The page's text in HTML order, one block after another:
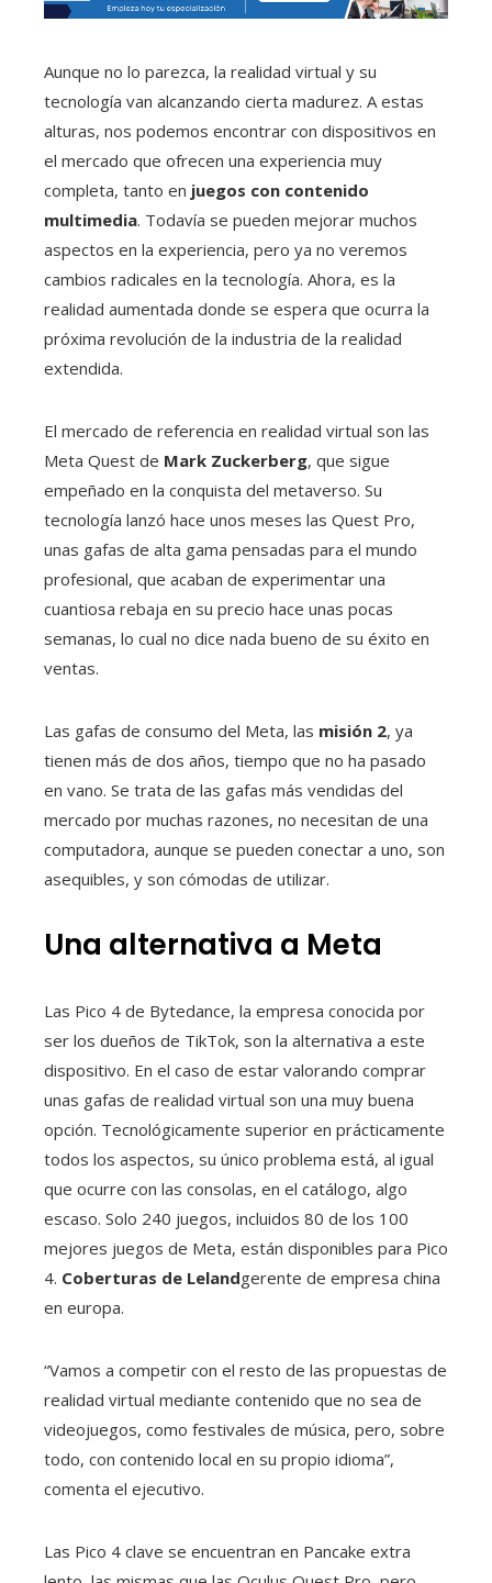
Aunque no lo parezca, la realidad virtual y su
tecnología van alcanzando cierta madurez. A estas
alturas, nos podemos encontrar con dispositivos en
el mercado que ofrecen una experiencia muy
completa, tanto en juegos con contenido
multimedia. Todavía se pueden mejorar muchos
aspectos en la experiencia, pero ya no veremos
cambios radicales en la tecnología. Ahora, es la
realidad aumentada donde se espera que ocurra la
próxima revolución de la industria de la realidad
extendida.
El mercado de referencia en realidad virtual son las
Meta Quest de Mark Zuckerberg, que sigue
empeñado en la conquista del metaverso. Su
tecnología lanzó hace unos meses las Quest Pro,
unas gafas de alta gama pensadas para el mundo
profesional, que acaban de experimentar una
cuantiosa rebaja en su precio hace unas pocas
semanas, lo cual no dice nada bueno de su éxito en
ventas.
Las gafas de consumo del Meta, las misión 2, ya
tienen más de dos años, tiempo que no ha pasado
en vano. Se trata de las gafas más vendidas del
mercado por muchas razones, no necesitan de una
computadora, aunque se pueden conectar a uno, son
asequibles, y son cómodas de utilizar.
Una alternativa a Meta
Las Pico 4 de Bytedance, la empresa conocida por
ser los dueños de TikTok, son la alternativa a este
dispositivo. En el caso de estar valorando comprar
unas gafas de realidad virtual son una muy buena
opción. Tecnológicamente superior en prácticamente
todos los aspectos, su único problema está, al igual
que ocurre con las consolas, en el catálogo, algo
escaso. Solo 240 juegos, incluidos 80 de los 100
mejores juegos de Meta, están disponibles para Pico
4. Coberturas de Lelandgerente de empresa china
en europa.
“Vamos a competir con el resto de las propuestas de
realidad virtual mediante contenido que no sea de
videojuegos, como festivales de música, pero, sobre
todo, con contenido local en su propio idioma”,
comenta el ejecutivo.
Las Pico 4 clave se encuentran en Pancake extra